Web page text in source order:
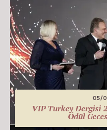
05/
VIP Turkey Dergisi
Ödül